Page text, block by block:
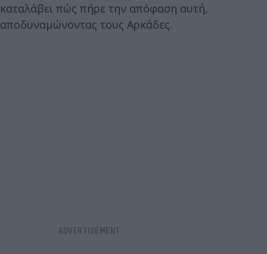
καταλάβει πώς πήρε την απόφαση αυτή,
αποδυναμώνοντας τους Αρκάδες.